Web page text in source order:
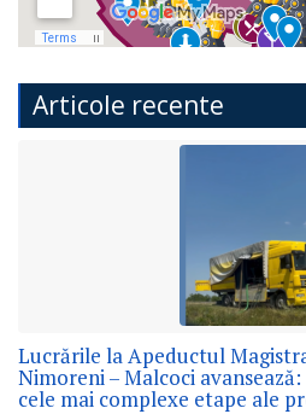
Articole recente
Lucrările la Apeductul
Nimoreni – Malcoci
cele mai complexe etape ale